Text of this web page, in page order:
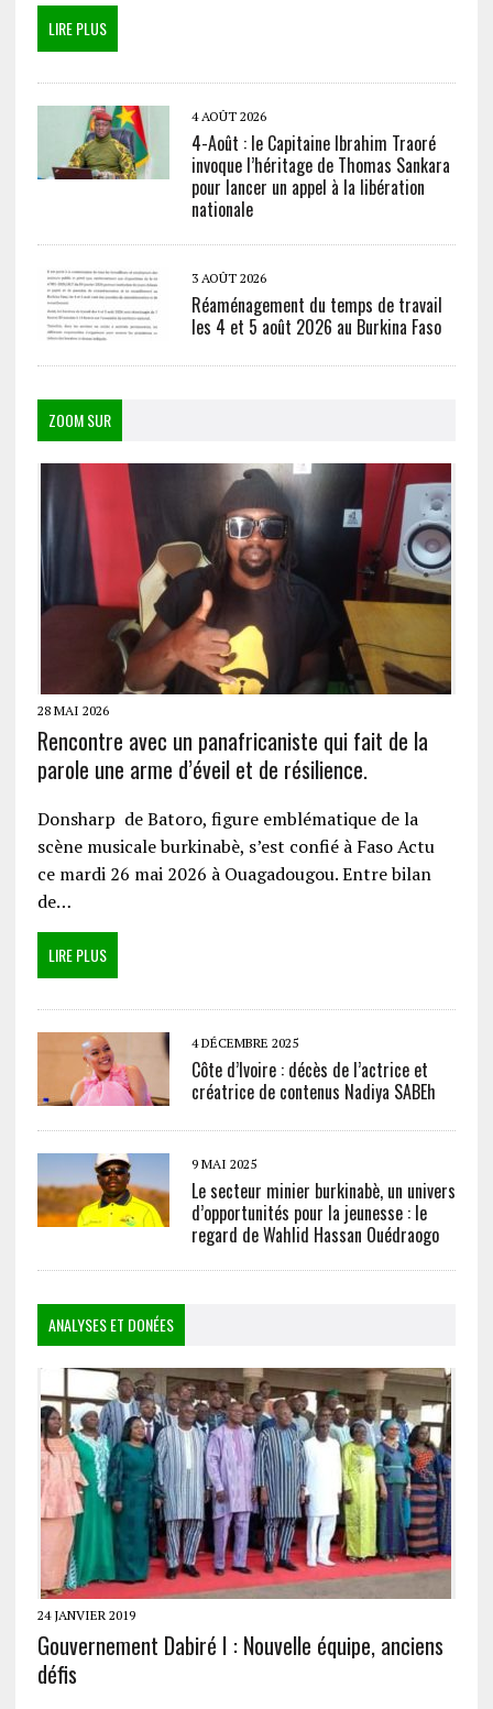
LIRE PLUS
4 AOÛT 2026
4-Août : le Capitaine Ibrahim Traoré
invoque l’héritage de Thomas Sankara
pour lancer un appel à la libération
nationale
3 AOÛT 2026
Réaménagement du temps de travail
les 4 et 5 août 2026 au Burkina Faso
ZOOM SUR
28 MAI 2026
Rencontre avec un panafricaniste qui fait de la
parole une arme d’éveil et de résilience.
Donsharp de Batoro, figure emblématique de la
scène musicale burkinabè, s’est confié à Faso Actu
ce mardi 26 mai 2026 à Ouagadougou. Entre bilan
de…
LIRE PLUS
4 DÉCEMBRE 2025
Côte d’Ivoire : décès de l’actrice et
créatrice de contenus Nadiya SABEh
9 MAI 2025
Le secteur minier burkinabè, un univers
d’opportunités pour la jeunesse : le
regard de Wahlid Hassan Ouédraogo
ANALYSES ET DONÉES
24 JANVIER 2019
Gouvernement Dabiré I : Nouvelle équipe, anciens
défis